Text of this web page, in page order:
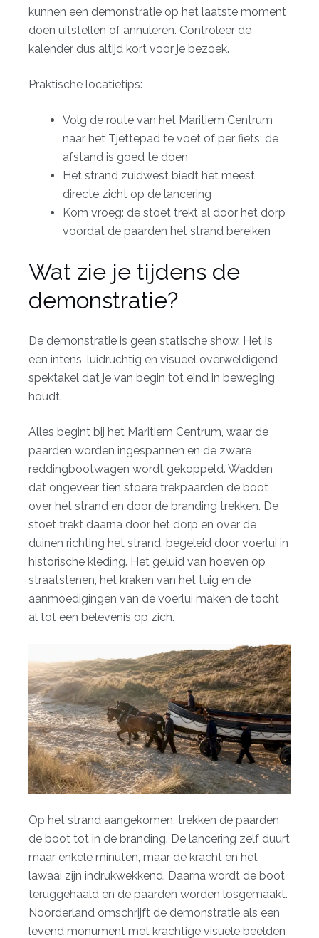
kunnen een demonstratie op het laatste moment
doen uitstellen of annuleren. Controleer de
kalender dus altijd kort voor je bezoek.
Praktische locatietips:
Volg de route van het Maritiem Centrum
naar het Tjettepad te voet of per fiets; de
afstand is goed te doen
Het strand zuidwest biedt het meest
directe zicht op de lancering
Kom vroeg: de stoet trekt al door het dorp
voordat de paarden het strand bereiken
Wat zie je tijdens de
demonstratie?
De demonstratie is geen statische show. Het is
een intens, luidruchtig en visueel overweldigend
spektakel dat je van begin tot eind in beweging
houdt.
Alles begint bij het Maritiem Centrum, waar de
paarden worden ingespannen en de zware
reddingbootwagen wordt gekoppeld. Wadden
dat ongeveer tien stoere trekpaarden de boot
over het strand en door de branding trekken. De
stoet trekt daarna door het dorp en over de
duinen richting het strand, begeleid door voerlui in
historische kleding. Het geluid van hoeven op
straatstenen, het kraken van het tuig en de
aanmoedigingen van de voerlui maken de tocht
al tot een belevenis op zich.
Op het strand aangekomen, trekken de paarden
de boot tot in de branding. De lancering zelf duurt
maar enkele minuten, maar de kracht en het
lawaai zijn indrukwekkend. Daarna wordt de boot
teruggehaald en de paarden worden losgemaakt.
Noorderland omschrijft de demonstratie als een
levend monument met krachtige visuele beelden